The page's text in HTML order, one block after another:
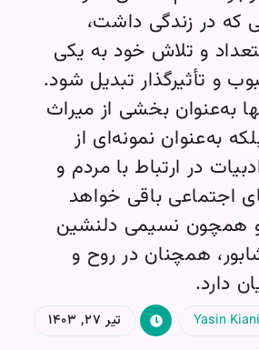
که در زندگی داشت،
و تلاش خود به یکی
و تأثیرگذار تبدیل شود.
به‌عنوان بخشی از میراث
به‌عنوان نمونه‌ای از
در ارتباط با مردم و
اجتماعی باقی خواهد
همچون نسیمی دلنشین
همچنان در روح و
دارد.
تیر ۲۷, ۱۴۰۳